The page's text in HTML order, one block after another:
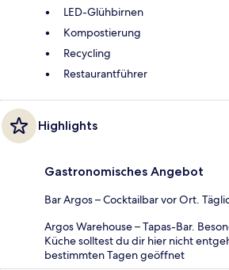
LED-Glühbirnen
Kompostierung
Recycling
Restaurantführer
Highlights
Gastronomisches Angebot
Bar Argos – Cocktailbar vor Ort.
Argos Warehouse – Tapas-Bar.
Küche solltest du dir hier nicht
bestimmten Tagen geöffnet